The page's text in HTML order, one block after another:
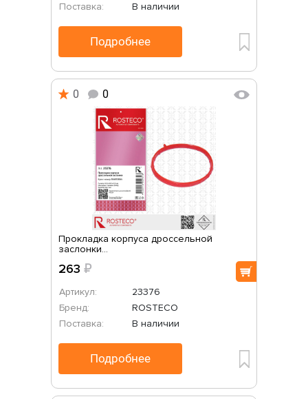
Поставка:
В наличии
Подробнее
0 0
Прокладка корпуса дроссельной
заслонки...
263 ₽
Артикул:
23376
Бренд:
ROSTECO
Поставка:
В наличии
Подробнее